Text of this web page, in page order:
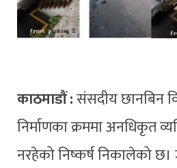
काठमाडौं :संसदीय छानबिन
निर्माणका क्रममा अनधिकृत
नरहेको निष्कर्ष निकालेको